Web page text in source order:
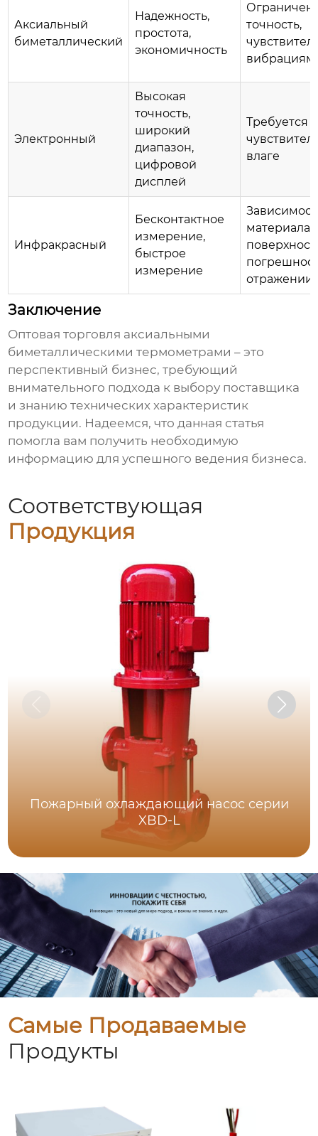
Аксиальный
биметаллический
Надежность,
простота,
экономичность
точность,
вибрациям
Электронный
Высокая
точность,
широкий
диапазон,
цифровой
дисплей
Требуется
влаге
Инфракрасный
Бесконтактное
измерение,
быстрое
измерение
материала
отражении
Заключение
Оптовая торговля аксиальными
биметаллическими термометрами – это
перспективный бизнес, требующий
внимательного подхода к выбору поставщика
и знанию технических характеристик
продукции. Надеемся, что данная статья
помогла вам получить необходимую
информацию для успешного ведения бизнеса.
Соответствующая
Продукция
Пожарный охлаждающий насос серии
XBD-L
Самые Продаваемые
Продукты